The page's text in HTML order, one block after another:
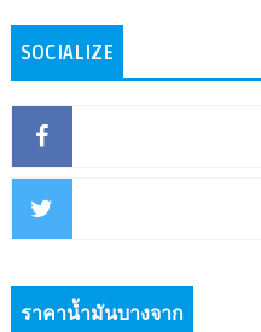
SOCIALIZE
ราคาน้ำมันบางจาก